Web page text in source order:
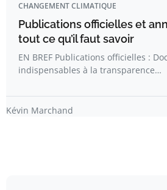
CHANGEMENT CLIMATIQUE
Publications officielles et
tout ce qu’il faut savoir
EN BREF Publications officielles :
indispensables à la transparence…
Kévin Marchand